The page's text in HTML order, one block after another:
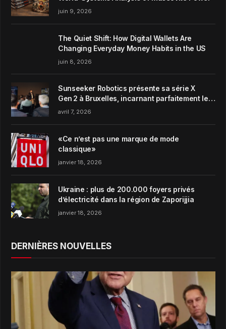
juin 9, 2026
The Quiet Shift: How Digital Wallets Are
Changing Everyday Money Habits in the US
juin 8, 2026
Sunseeker Robotics présente sa série X
Gen 2 à Bruxelles, incarnant parfaitement le
concept de Garden Harmony de la marque
avril 7, 2026
«Ce n’est pas une marque de mode
classique»
janvier 18, 2026
Ukraine : plus de 200.000 foyers privés
d’électricité dans la région de Zaporijjia
janvier 18, 2026
DERNIÈRES NOUVELLES